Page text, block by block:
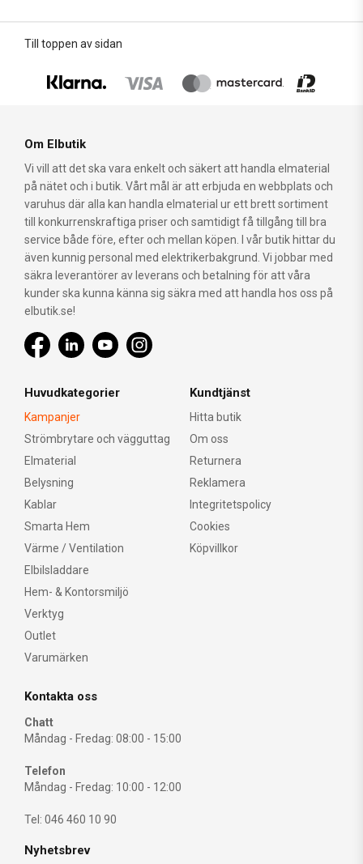
Till toppen av sidan
Om Elbutik
Vi vill att det ska vara enkelt och säkert att handla elmaterial
på nätet och i butik. Vårt mål är att erbjuda en webbplats och
varuhus där alla kan handla elmaterial ur ett brett sortiment
till konkurrenskraftiga priser och samtidigt få tillgång till bra
service både före, efter och mellan köpen. I vår butik hittar du
även kunnig personal med elektrikerbakgrund. Vi jobbar med
säkra leverantörer av leverans och betalning för att våra
kunder ska kunna känna sig säkra med att handla hos oss på
elbutik.se!
Huvudkategorier
Kampanjer
Strömbrytare och vägguttag
Elmaterial
Belysning
Kablar
Smarta Hem
Värme / Ventilation
Elbilsladdare
Hem- & Kontorsmiljö
Verktyg
Outlet
Varumärken
Kundtjänst
Hitta butik
Om oss
Returnera
Reklamera
Integritetspolicy
Cookies
Köpvillkor
Kontakta oss
Chatt
Måndag - Fredag: 08:00 - 15:00
Telefon
Måndag - Fredag: 10:00 - 12:00
Tel: 046 460 10 90
Nyhetsbrev